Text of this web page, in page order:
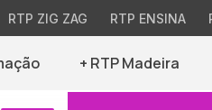
RTP ZIG ZAG RTP ENSINA
+ RTP Madeira